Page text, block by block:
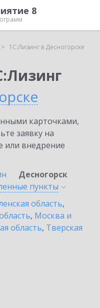
8
1С:Лизинг в Десногорске
карточками,
заявку на
или внедрение
Десногорск
пункты
область,
, Москва и
область, Тверская